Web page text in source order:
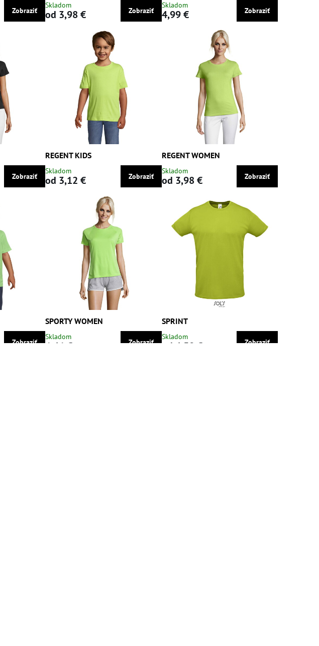
Zobraziť
Skladom
od 3,98 € Zobraziť
Skladom
4,99 € Zobraziť
Zobraziť
REGENT KIDS
Skladom
od 3,12 € Zobraziť
REGENT WOMEN
Skladom
od 3,98 € Zobraziť
Zobraziť
SPORTY WOMEN
Skladom
6,46 € Zobraziť
SPRINT
Skladom
od 4,58 € Zobraziť